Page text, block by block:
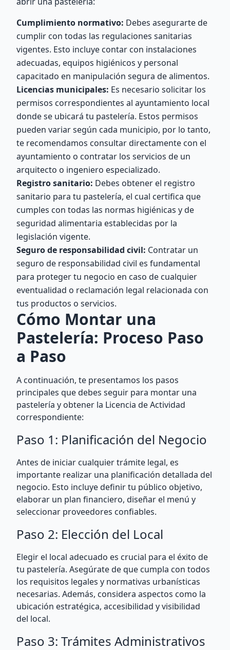
Cumplimiento normativo: Debes asegurarte de
cumplir con todas las regulaciones sanitarias
vigentes. Esto incluye contar con instalaciones
adecuadas, equipos higiénicos y personal
capacitado en manipulación segura de alimentos.
Licencias municipales: Es necesario solicitar los
permisos correspondientes al ayuntamiento local
donde se ubicará tu pastelería. Estos permisos
pueden variar según cada municipio, por lo tanto,
te recomendamos consultar directamente con el
ayuntamiento o contratar los servicios de un
arquitecto o ingeniero especializado.
Registro sanitario: Debes obtener el registro
sanitario para tu pastelería, el cual certifica que
cumples con todas las normas higiénicas y de
seguridad alimentaria establecidas por la
legislación vigente.
Seguro de responsabilidad civil: Contratar un
seguro de responsabilidad civil es fundamental
para proteger tu negocio en caso de cualquier
eventualidad o reclamación legal relacionada con
tus productos o servicios.
Cómo Montar una
Pastelería: Proceso Paso
a Paso
A continuación, te presentamos los pasos
principales que debes seguir para montar una
pastelería y obtener la Licencia de Actividad
correspondiente:
Paso 1: Planificación del Negocio
Antes de iniciar cualquier trámite legal, es
importante realizar una planificación detallada del
negocio. Esto incluye definir tu público objetivo,
elaborar un plan financiero, diseñar el menú y
seleccionar proveedores confiables.
Paso 2: Elección del Local
Elegir el local adecuado es crucial para el éxito de
tu pastelería. Asegúrate de que cumpla con todos
los requisitos legales y normativas urbanísticas
necesarias. Además, considera aspectos como la
ubicación estratégica, accesibilidad y visibilidad
del local.
Paso 3: Trámites Administrativos